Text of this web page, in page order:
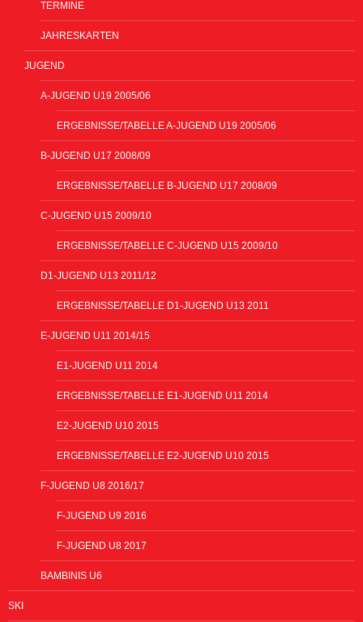
TERMINE
JAHRESKARTEN
JUGEND
A-JUGEND U19 2005/06
ERGEBNISSE/TABELLE A-JUGEND U19 2005/06
B-JUGEND U17 2008/09
ERGEBNISSE/TABELLE B-JUGEND U17 2008/09
C-JUGEND U15 2009/10
ERGEBNISSE/TABELLE C-JUGEND U15 2009/10
D1-JUGEND U13 2011/12
ERGEBNISSE/TABELLE D1-JUGEND U13 2011
E-JUGEND U11 2014/15
E1-JUGEND U11 2014
ERGEBNISSE/TABELLE E1-JUGEND U11 2014
E2-JUGEND U10 2015
ERGEBNISSE/TABELLE E2-JUGEND U10 2015
F-JUGEND U8 2016/17
F-JUGEND U9 2016
F-JUGEND U8 2017
BAMBINIS U6
SKI